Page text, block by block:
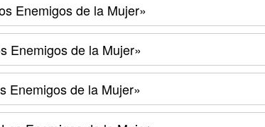
Enemigos de la Mujer»
Enemigos de la Mujer»
Enemigos de la Mujer»